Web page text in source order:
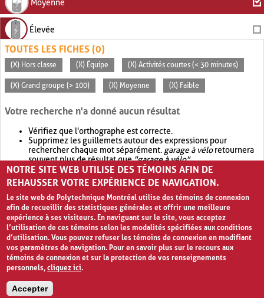
Moyenne
Élevée
TOUTES LES FICHES (0)
(X) Hors classe (X) Équipe (X) Activités courtes (< 30 minutes)
(X) Grand groupe (> 100) (X) Moyenne (X) Faible
Votre recherche n'a donné aucun résultat
Vérifiez que l'orthographe est correcte.
Supprimez les guillemets autour des expressions pour
rechercher chaque mot séparément. garage à véloretournera
souvent plus de résultat que"garage à vélo".
Envisagez d'élargir votre recherche avec OR.garage OR vélo
retournera souvent plus de résultat quegarage à vélo
NOTRE SITE WEB UTILISE DES TÉMOINS AFIN DE
REHAUSSER VOTRE EXPÉRIENCE DE NAVIGATION.
Le site web de Polytechnique Montréal utilise des témoins de connexion
afin de recueillir des statistiques générales et offrir une meilleure
expérience à ses visiteurs. En naviguant sur le site, vous acceptez
l’utilisation de ces témoins selon les modalités spécifiées aux conditions
d’utilisation. Vous pouvez refuser les témoins de connexion en modifiant
vos paramètres de navigation. Pour en savoir plus sur le recours aux
témoins de connexion et sur la protection de vos renseignements
personnels,cliquez ici.
Accepter